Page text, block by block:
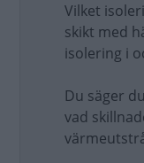
Vilket
skikt med
isolering i
Du säger
vad